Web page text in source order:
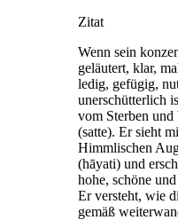
Zitat
Wenn sein
geläutert, klar,
ledig, gefügig,
unerschütterlich
vom Sterben und
(satte). Er sieht
Himmlischen
(hāyati) und
hohe, schöne
Er versteht, wie
gemäß